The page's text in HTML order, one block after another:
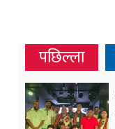
पछिल्ला